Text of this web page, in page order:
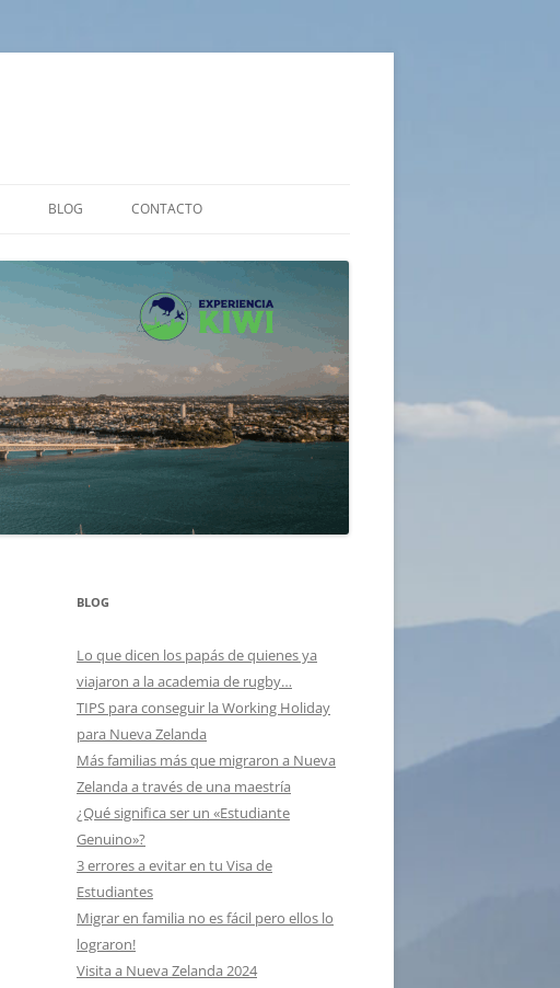
BLOG CONTACTO
BLOG
Lo que dicen los papás de quienes ya
viajaron a la academia de rugby…
TIPS para conseguir la Working Holiday
para Nueva Zelanda
Más familias más que migraron a Nueva
Zelanda a través de una maestría
¿Qué significa ser un «Estudiante
Genuino»?
3 errores a evitar en tu Visa de
Estudiantes
Migrar en familia no es fácil pero ellos lo
lograron!
Visita a Nueva Zelanda 2024